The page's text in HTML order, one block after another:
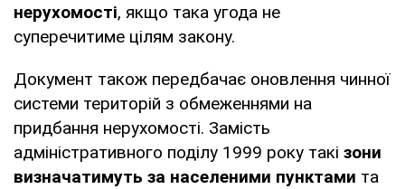
нерухомості, якщо така угода не
суперечитиме цілям закону.
Документ також передбачає оновлення чинної
системи територій з обмеженнями на
придбання нерухомості. Замість
адміністративного поділу 1999 року такі зони
визначатимуть за населеними пунктами та